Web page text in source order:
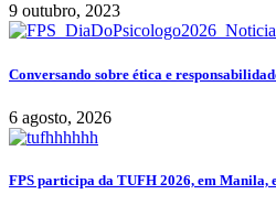
9 outubro, 2023
Conversando sobre ética e
6 agosto, 2026
FPS participa da TUFH 2026, em